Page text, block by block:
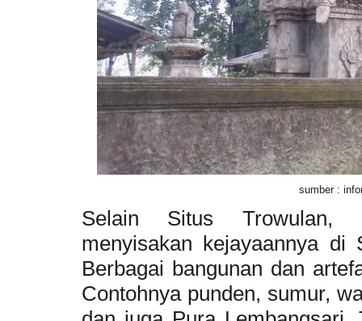
sumber :
Selain Situs Trowulan,
menyisakan kejayaannya di
Berbagai bangunan dan
Contohnya punden, sumur,